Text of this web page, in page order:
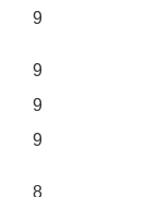
9
9
9
9
8